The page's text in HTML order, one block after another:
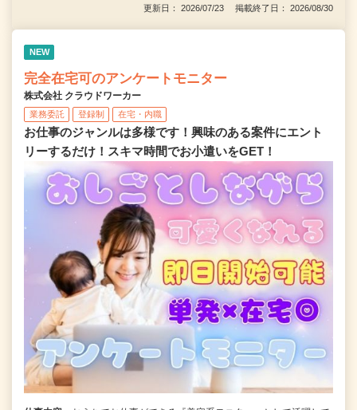
更新日： 2026/07/23 掲載終了日： 2026/08/30
NEW
完全在宅可のアンケートモニター
株式会社 クラウドワーカー
業務委託 登録制 在宅・内職
お仕事のジャンルは多様です！興味のある案件にエント
リーするだけ！スキマ時間でお小遣いをGET！